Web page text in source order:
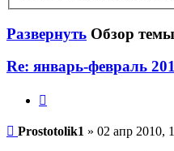
Развернуть Обзор
Re: январь-февраль
Prostotolik1 » 02 апр 2010,